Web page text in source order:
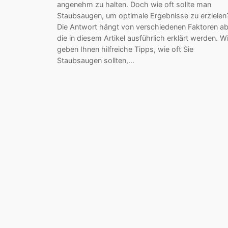
angenehm zu halten. Doch wie oft sollte man
Staubsaugen, um optimale Ergebnisse zu
Die Antwort hängt von verschiedenen Faktoren
die in diesem Artikel ausführlich erklärt werden.
geben Ihnen hilfreiche Tipps, wie oft Sie
Staubsaugen sollten,…